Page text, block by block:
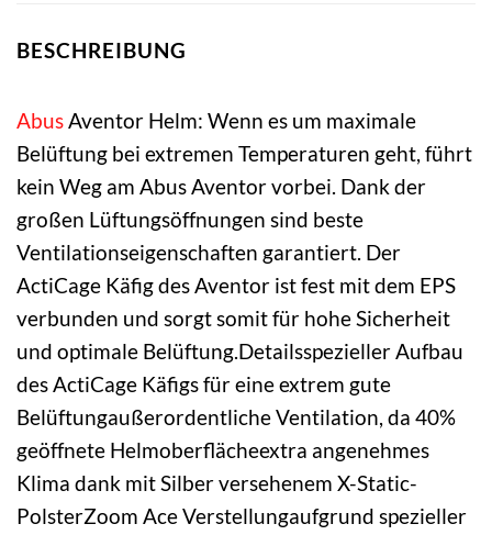
BESCHREIBUNG
AbusAventor Helm: Wenn es um maximale
Belüftung bei extremen Temperaturen geht, führt
kein Weg am Abus Aventor vorbei. Dank der
großen Lüftungsöffnungen sind beste
Ventilationseigenschaften garantiert. Der
ActiCage Käfig des Aventor ist fest mit dem EPS
verbunden und sorgt somit für hohe Sicherheit
und optimale Belüftung.Detailsspezieller Aufbau
des ActiCage Käfigs für eine extrem gute
Belüftungaußerordentliche Ventilation, da 40%
geöffnete Helmoberflächeextra angenehmes
Klima dank mit Silber versehenem X-Static-
PolsterZoom Ace Verstellungaufgrund spezieller